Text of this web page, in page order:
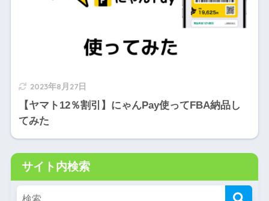
2023年8月27日
【ヤマト12％割引】にゃんPay使ってFBA納品し
てみた
サイト内検索